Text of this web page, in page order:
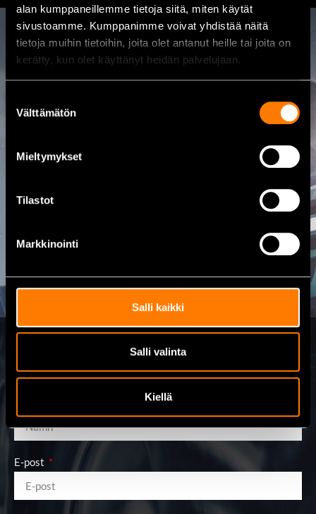
alan kumppaneillemme tietoja siitä, miten käytät
sivustoamme. Kumppanimme voivat yhdistää näitä
tietoja muihin tietoihin, joita olet antanut heille tai joita on
kerätty, kun olet käyttänyt heidän palvelujaan.
valinta
Välttämätön
Mieltymykset
Tilastot
Markkinointi
Salli kaikki
Salli valinta
Kiellä
Kontakta oss
Skicka meddelande
E-post